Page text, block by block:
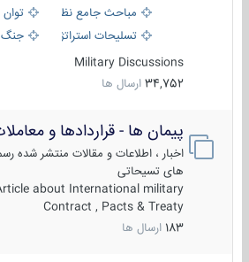
مباحث جامع نظامی
توان
تسلیحات استراتژیک
جنگ در
Military Discussions
34,752 ارسال ها
پیمان ها - قراردادها و
اخبار ، اطلاعات و مقالات منتشر شده
های تسیحاتی
Article about International military
Contract , Pacts & Treaty
183 ارسال ها